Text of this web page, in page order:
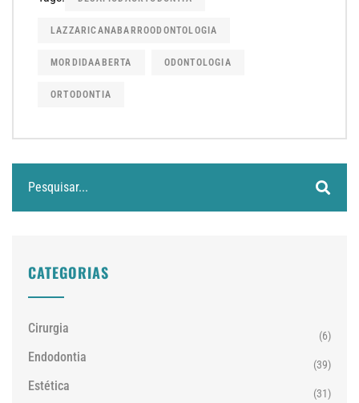
LAZZARICANABARROODONTOLOGIA
MORDIDAABERTA ODONTOLOGIA
ORTODONTIA
CATEGORIAS
Cirurgia (6)
Endodontia (39)
Estética (31)